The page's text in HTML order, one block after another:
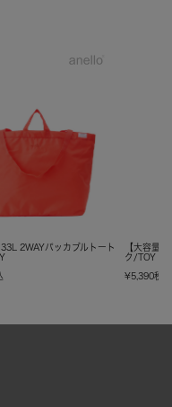
33L 2WAYパッカブルトート
【大容量
ク/TOY
¥5,390税込